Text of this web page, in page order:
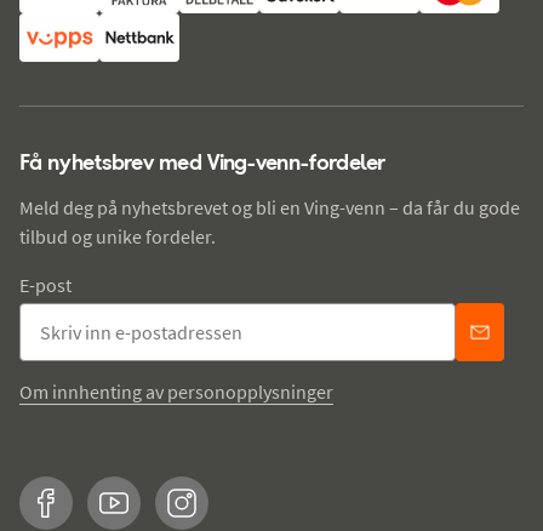
Få nyhetsbrev med Ving-venn-fordeler
Meld deg på nyhetsbrevet og bli en Ving-venn – da får du gode
tilbud og unike fordeler.
E-post
Om innhenting av personopplysninger
FacebookYouTubeInstagram